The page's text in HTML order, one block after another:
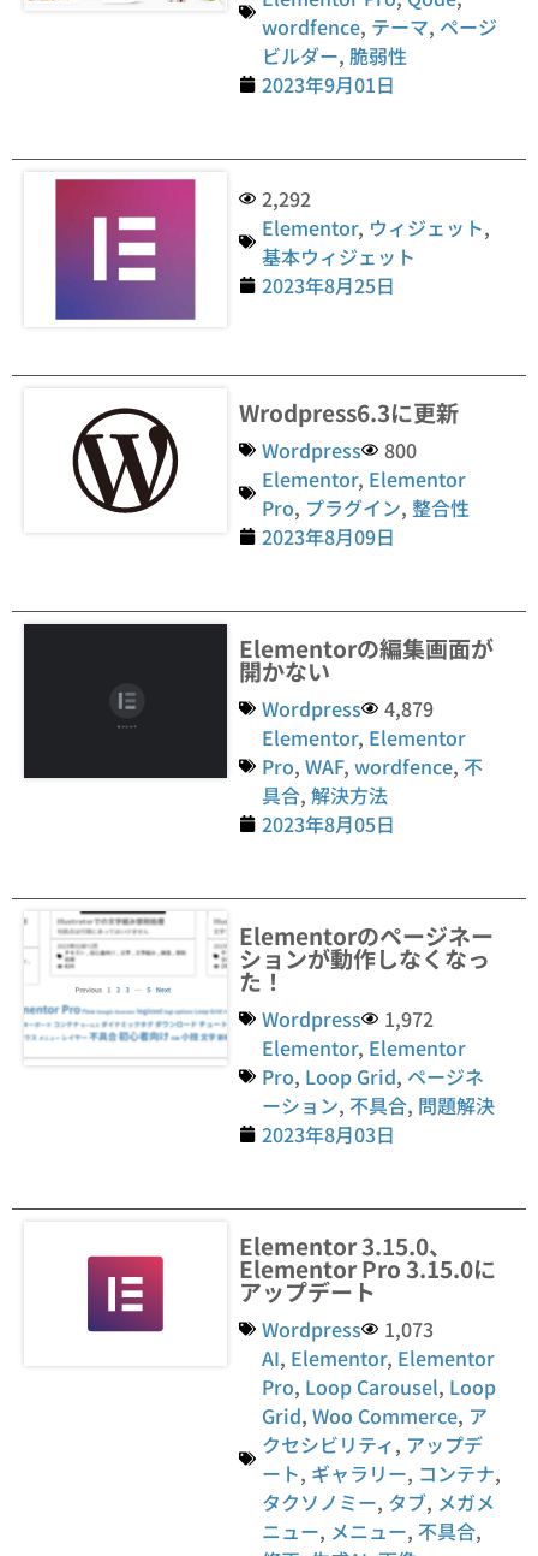
wordfence, テーマ, ページ
ビルダー,脆弱性
2023年9月01日
2,292
Elementor, ウィジェット,
基本ウィジェット
2023年8月25日
Wrodpress6.3に更新
Wordpress
800
Elementor, Elementor
Pro, プラグイン, 整合性
2023年8月09日
Elementorの編集画面が
開かない
Wordpress
4,879
Elementor, Elementor
Pro,WAF,wordfence, 不
具合,解決方法
2023年8月05日
Elementorのページネー
ションが動作しなくなっ
た！
Wordpress
1,972
Elementor, Elementor
Pro, Loop Grid, ページネ
ーション, 不具合, 問題解決
2023年8月03日
Elementor 3.15.0、
Elementor Pro 3.15.0に
アップデート
Wordpress
1,073
AI, Elementor, Elementor
Pro, Loop Carousel, Loop
Grid,Woo Commerce, ア
クセシビリティ, アップデ
ート, ギャラリー, コンテナ,
タクソノミー, タブ, メガメ
ニュー, メニュー, 不具合,